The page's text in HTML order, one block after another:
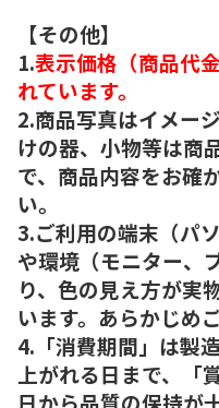
【その他】
1.表示価格（商品代
れています。
2.商品写真はイメー
けの器、小物等は商
で、商品内容をお確
い。
3.ご利用の端末（パ
や環境（モニター、
り、色の見え方が実
います。あらかじめ
4.「消費期間」は製
上がれる日まで、「